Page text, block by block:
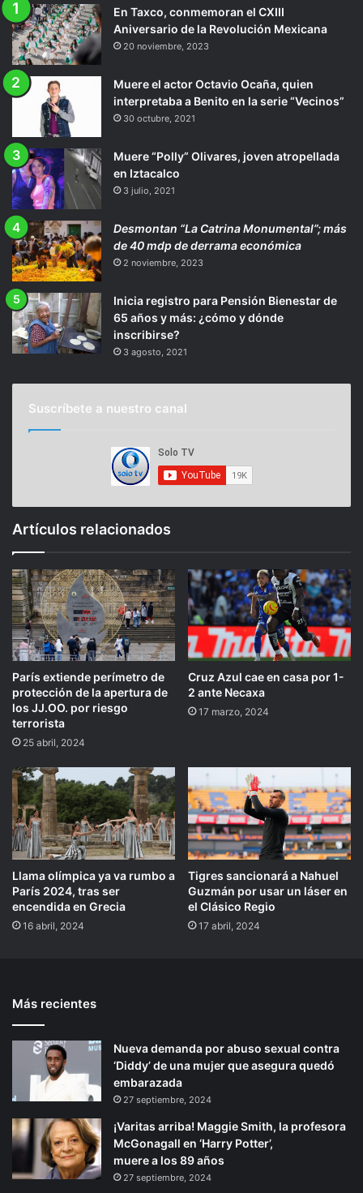
En Taxco, conmemoran el CXIII
Aniversario de la Revolución Mexicana
20 noviembre, 2023
Muere el actor Octavio Ocaña, quien
interpretaba a Benito en la serie “Vecinos”
30 octubre, 2021
Muere “Polly” Olivares, joven atropellada
en Iztacalco
3 julio, 2021
Desmontan “La Catrina Monumental”; más
de 40 mdp de derrama económica
2 noviembre, 2023
Inicia registro para Pensión Bienestar de
65 años y más: ¿cómo y dónde
inscribirse?
3 agosto, 2021
Suscríbete a nuestro canal
Artículos relacionados
París extiende perímetro de
protección de la apertura de
los JJ.OO. por riesgo
terrorista
25 abril, 2024
Cruz Azul cae en casa por 1-
2 ante Necaxa
17 marzo, 2024
Llama olímpica ya va rumbo a
París 2024, tras ser
encendida en Grecia
16 abril, 2024
Tigres sancionará a Nahuel
Guzmán por usar un láser en
el Clásico Regio
17 abril, 2024
Más recientes
Nueva demanda por abuso sexual contra
‘Diddy’ de una mujer que asegura quedó
embarazada
27 septiembre, 2024
¡Varitas arriba! Maggie Smith, la profesora
McGonagall en ‘Harry Potter’,
muere a los 89 años
27 septiembre, 2024